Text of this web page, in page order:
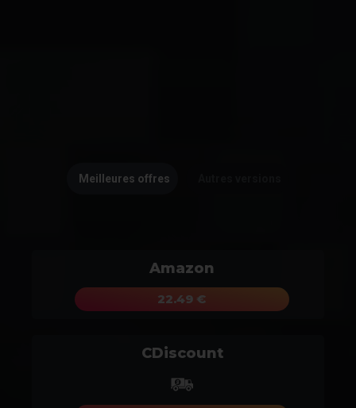
Meilleures offres
Amazon
22.49 €
CDiscount